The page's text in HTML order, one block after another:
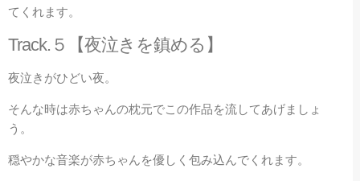
てくれます。
Track.５【夜泣きを鎮める】
夜泣きがひどい夜。
そんな時は赤ちゃんの枕元でこの作品を流してあげましょ
う。
穏やかな音楽が赤ちゃんを優しく包み込んでくれます。